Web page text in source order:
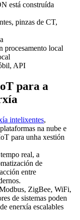
está construída
pinzas de CT,
procesamento local
API
para a
intelixentes,
na nube e
para unha xestión
real, a
de
entre
ZigBee, WiFi,
de sistemas poden
enerxía escalables